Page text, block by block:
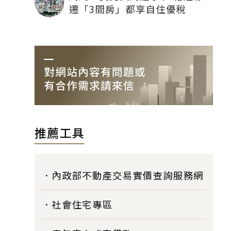
遷「3間房」都享自住優稅
推薦工具
內政部不動產交易實價查詢服務網
社會住宅專區